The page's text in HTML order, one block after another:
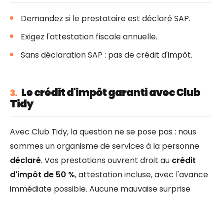
Demandez si le prestataire est déclaré SAP.
Exigez l'attestation fiscale annuelle.
Sans déclaration SAP : pas de crédit d'impôt.
3. Le crédit d'impôt garanti avec Club
Tidy
Avec Club Tidy, la question ne se pose pas : nous
sommes un organisme de services à la personne
déclaré. Vos prestations ouvrent droit au crédit
d'impôt de 50 %, attestation incluse, avec l'avance
immédiate possible. Aucune mauvaise surprise